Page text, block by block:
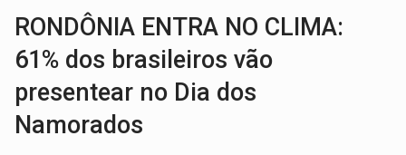
RONDÔNIA ENTRA NO CLIMA:
61% dos brasileiros vão
presentear no Dia dos
Namorados